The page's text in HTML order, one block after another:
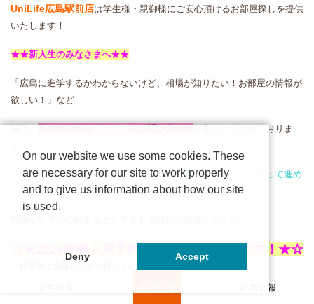
UniLife広島駅前店は学生様・親御様にご安心頂けるお部屋探しを提供
いたします！
★★新入生のみなさまへ★★
「広島に進学するかわからないけど、相場が知りたい！お部屋の情報が
欲しい！」など
毎年、今の時期から春の入居のお問い合わせを多くいただいておりま
何から始めたらいいかわからない」「お部屋探しってどうやって進め
るの？」など
☆★2026年春入居予約事前エントリー受付中！★☆
「お部屋は合格してから探そう」と思っていませんか？
新着情報
On our website we use some cookies. These
are necessary for our site to work properly
and to give us information about how our site
is used.
Deny Accept